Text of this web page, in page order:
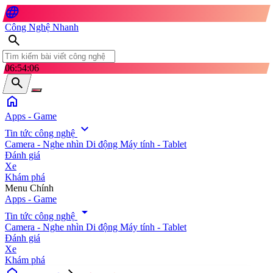
language
Công Nghệ Nhanh
search
06:54:08
search
home
Apps - Game
Tin tức công nghệ expand_more
Camera - Nghe nhìn Di động Máy tính - Tablet
Đánh giá
Xe
Khám phá
search
Menu Chính
Apps - Game
Tin tức công nghệ
arrow_drop_down
Camera - Nghe nhìn Di động Máy tính - Tablet
Đánh giá
Xe
Khám phá